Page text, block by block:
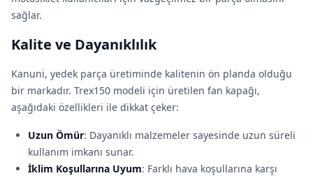
sağlar.
Kalite ve Dayanıklılık
Kanuni, yedek parça üretiminde kalitenin ön planda olduğu
bir markadır. Trex150 modeli için üretilen fan kapağı,
aşağıdaki özellikleri ile dikkat çeker:
Uzun Ömür: Dayanıklı malzemeler sayesinde uzun süreli
kullanım imkanı sunar.
İklim Koşullarına Uyum: Farklı hava koşullarına karşı